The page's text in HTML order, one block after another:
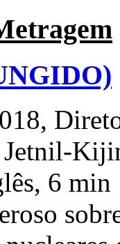
6 min